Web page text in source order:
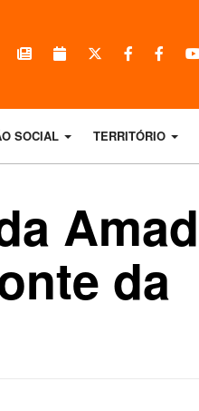
SOCIAL TERRITÓRIO
da